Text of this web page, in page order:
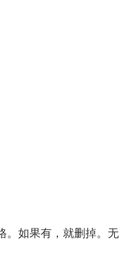
。如果有，就删掉。无